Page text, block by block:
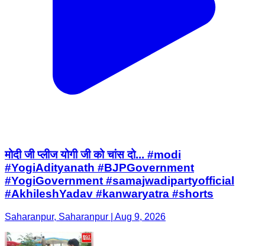
मोदी जी प्लीज योगी जी को चांस दो... #modi
#YogiAdityanath #BJPGovernment
#YogiGovernment #samajwadipartyofficial
#AkhileshYadav #kanwaryatra #shorts
Saharanpur, Saharanpur | Aug 9, 2026